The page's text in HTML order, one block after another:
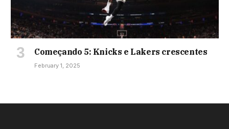
Começando 5: Knicks e Lakers crescentes
February 1, 2025